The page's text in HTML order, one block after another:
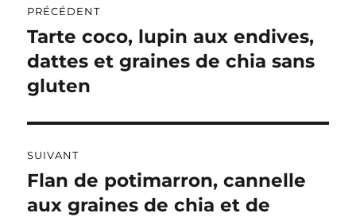
R
A
T
V
:
de
l’article
PRÉCÉDENT
Publication
précédente :
Tarte coco, lupin aux endives,
dattes et graines de chia sans
gluten
SUIVANT
Publication
suivante :
Flan de potimarron, cannelle
aux graines de chia et de